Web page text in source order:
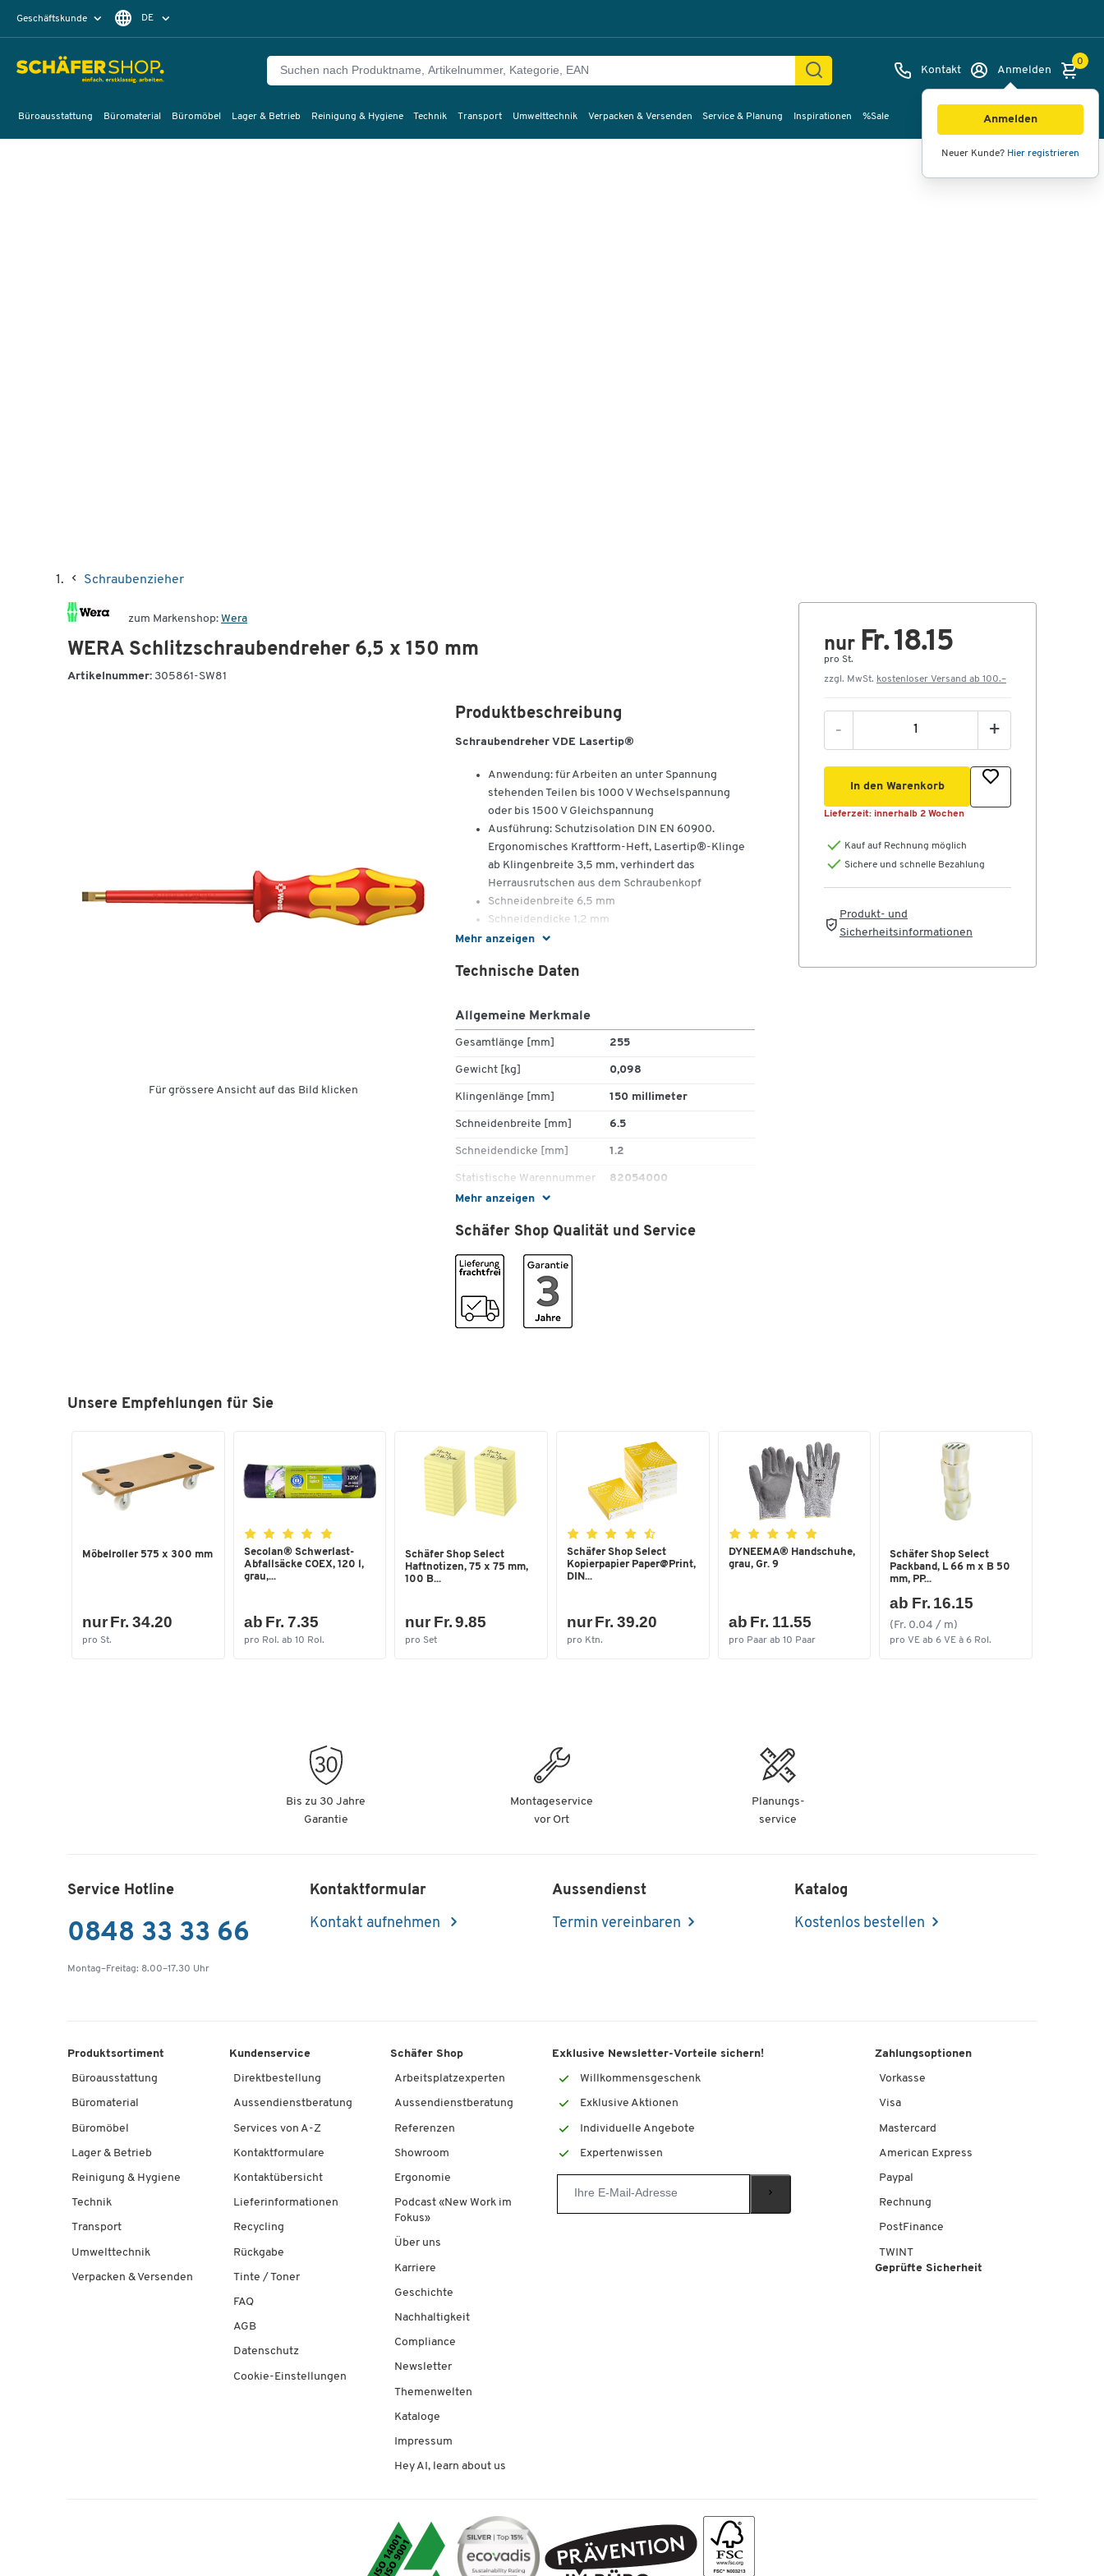
Geschäftskunde DE
EN Kontakt Anmelden
Anmelden
Neuer Kunde? Hier registrieren
0
Büroausstattung Büromaterial Büromöbel Lager & Betrieb Reinigung & Hygiene Technik Transport Umwelttechnik Verpacken & Versenden Service & Planung Inspirationen %Sale
Schraubenzieher
zum Markenshop: Wera
WERA Schlitzschraubendreher 6,5 x 150 mm
Artikelnummer: 305861-SW81
Für grössere Ansicht auf das Bild klicken
Mehr anzeigen
Produktbeschreibung
Schraubendreher VDE Lasertip®
Anwendung: für Arbeiten an unter Spannung
stehenden Teilen bis 1000 V Wechselspannung
oder bis 1500 V Gleichspannung
Ausführung: Schutzisolation DIN EN 60900.
Ergonomisches Kraftform-Heft, Lasertip®-Klinge
ab Klingenbreite 3,5 mm, verhindert das
Herrausrutschen aus dem Schraubenkopf
Schneidenbreite 6,5 mm
Schneidendicke 1,2 mm
Klingenlänge 150 mm
Mehr anzeigen
Technische Daten
Allgemeine Merkmale
Gesamtlänge [mm] 255
Gewicht [kg] 0,098
Klingenlänge [mm] 150 millimeter
Schneidenbreite [mm] 6.5
Schneidendicke [mm] 1.2
Statistische Warennummer 82054000
Ursprungsland
Schäfer Shop Qualität und Service
nur Fr. 18.15
pro St.
zzgl. MwSt. kostenloser Versand ab 100.–
- +
In den Warenkorb
Lieferzeit: innerhalb 2 Wochen
Kauf auf Rechnung möglich
Sichere und schnelle Bezahlung
Produkt- und
Sicherheitsinformationen
Unsere Empfehlungen für Sie
Möbelroller 575 x 300 mm
nur Fr. 34.20
pro St.
Secolan® Schwerlast-
Abfallsäcke COEX, 120 l,
grau,...
ab Fr. 7.35
pro Rol. ab 10 Rol.
Schäfer Shop Select
Haftnotizen, 75 x 75 mm,
100 B...
nur Fr. 9.85
pro Set
Schäfer Shop Select
Kopierpapier Paper@Print,
DIN...
nur Fr. 39.20
pro Ktn.
DYNEEMA® Handschuhe,
grau, Gr. 9
ab Fr. 11.55
pro Paar ab 10 Paar
Schäfer Shop Select
Packband, L 66 m x B 50
mm, PP...
ab Fr. 16.15
(Fr. 0.04 / m)
pro VE ab 6 VE à 6 Rol.
Bilder Videos 360°-Ansicht
Bis zu 30 Jahre
Garantie
Montageservice
vor Ort
Planungs-
service
Service Hotline
0848 33 33 66
Montag–Freitag: 8.00–17.30 Uhr
Kontaktformular
Kontakt aufnehmen
Aussendienst
Termin vereinbaren
Katalog
Kostenlos bestellen
Produktsortiment
Büroausstattung
Büromaterial
Büromöbel
Lager & Betrieb
Reinigung & Hygiene
Technik
Transport
Umwelttechnik
Verpacken & Versenden
Kundenservice
Direktbestellung
Aussendienstberatung
Services von A-Z
Kontaktformulare
Kontaktübersicht
Lieferinformationen
Recycling
Rückgabe
Tinte / Toner
FAQ
AGB
Datenschutz
Cookie-Einstellungen
Schäfer Shop
Arbeitsplatzexperten
Aussendienstberatung
Referenzen
Showroom
Ergonomie
Podcast «New Work im
Fokus»
Über uns
Karriere
Geschichte
Nachhaltigkeit
Compliance
Newsletter
Themenwelten
Kataloge
Impressum
Hey AI, learn about us
Exklusive Newsletter-Vorteile sichern!
Willkommensgeschenk
Exklusive Aktionen
Individuelle Angebote
Expertenwissen
Zahlungsoptionen
Vorkasse
Visa
Mastercard
American Express
Paypal
Rechnung
PostFinance
TWINT
Geprüfte Sicherheit